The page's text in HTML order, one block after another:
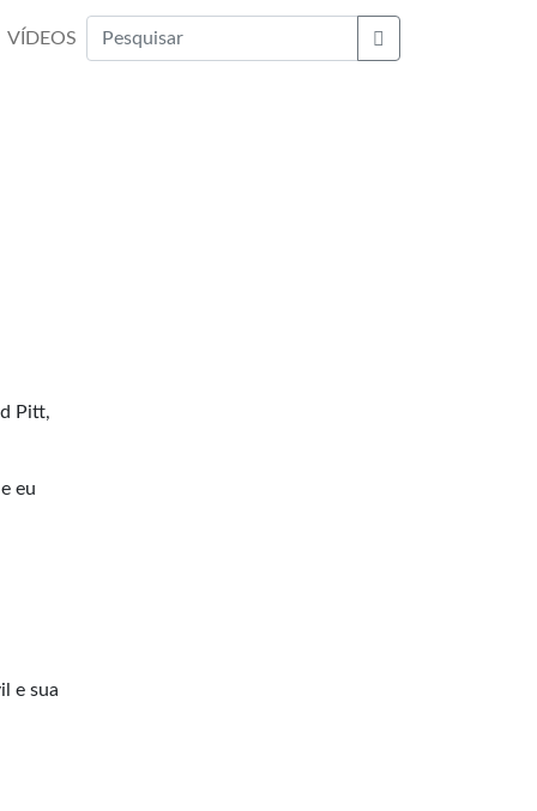
VÍDEOS
Buscar
Pitt,
eu
e sua